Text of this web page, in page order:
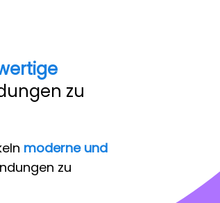
zu
moderne und
zu